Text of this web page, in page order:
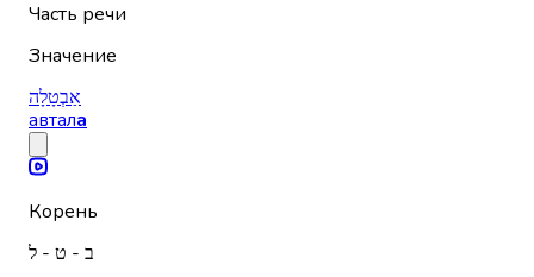
Часть речи
Значение
אַבְטָלָה
автала
Корень
ב - ט - ל